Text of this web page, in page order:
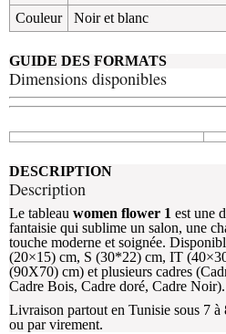
Couleur
Noir et blanc
GUIDE DES FORMATS
Dimensions disponibles
DESCRIPTION
Description
Le tableau women flower 1 est une
fantaisie qui sublime un salon, une
touche moderne et soignée.
(20×15) cm, S (30*22) cm, IT
(90X70) cm) et plusieurs cadres
Cadre Bois, Cadre doré, Cadre Noir).
Livraison partout en Tunisie sous 7
ou par virement.